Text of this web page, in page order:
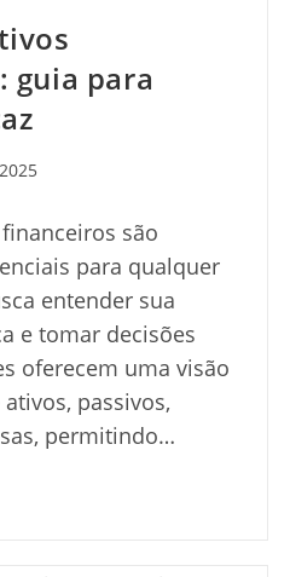
guia para
são
para qualquer
entender sua
e tomar decisões
oferecem uma visão
passivos,
permitindo…